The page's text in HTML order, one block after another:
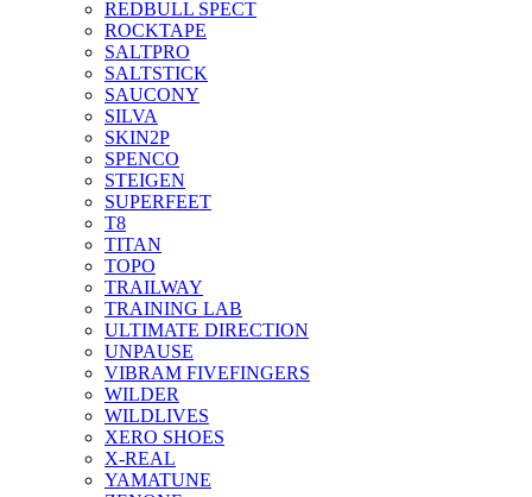
REDBULL SPECT
ROCKTAPE
SALTPRO
SALTSTICK
SAUCONY
SILVA
SKIN2P
SPENCO
STEIGEN
SUPERFEET
T8
TITAN
TOPO
TRAILWAY
TRAINING LAB
ULTIMATE DIRECTION
UNPAUSE
VIBRAM FIVEFINGERS
WILDER
WILDLIVES
XERO SHOES
X-REAL
YAMATUNE